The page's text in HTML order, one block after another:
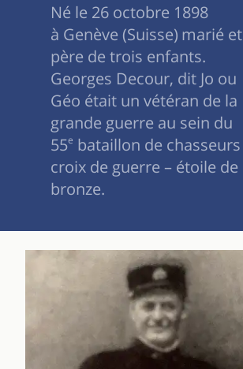
Né le 26 octobre 1898
à Genève (Suisse) marié et
père de trois enfants.
Georges Decour, dit Jo ou
Géo était un vétéran de la
grande guerre au sein du
55e bataillon de chasseurs
croix de guerre – étoile de
bronze.